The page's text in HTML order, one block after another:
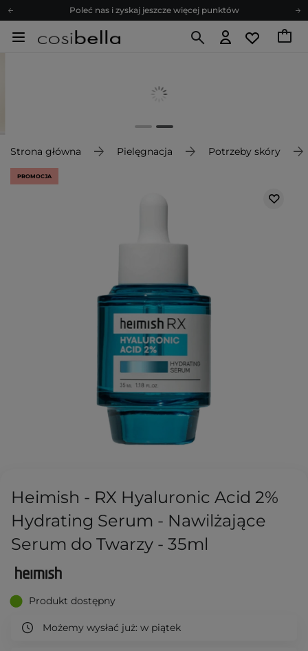
Poleć nas i zyskaj jeszcze więcej punktów
Zapisz się na newsletter pełen porad
Poleć nas i zyskaj jeszcze więcej punktów
Strona główna Pielęgnacja Potrzeby skóry
PROMOCJA
Heimish - RX Hyaluronic Acid 2%
Hydrating Serum - Nawilżające
Serum do Twarzy - 35ml
Produkt dostępny
Możemy wysłać już: w piątek